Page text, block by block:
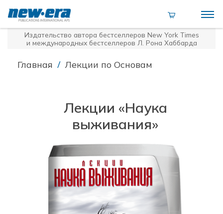
Издательство автора бестселлеров New York Times
и международных бестселлеров Л. Рона Хаббарда
Главная / Лекции по Основам
Лекции «Наука
выживания»